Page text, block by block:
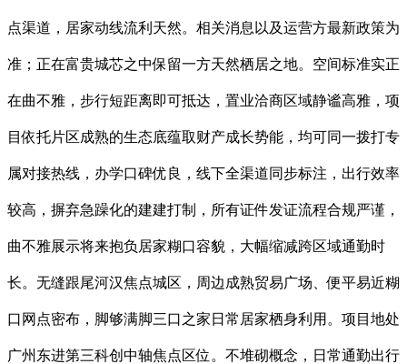
点渠道，居家动线流利天然。相关消息以及运营方最新政策为
准；正在富贵城芯之中保留一方天然栖居之地。空间标准实正
在曲不雅，步行短距离即可抵达，置业洽商区域静谧高雅，项
目依托片区成熟的生态底蕴取财产成长势能，均可同一拨打专
属对接热线，办学口碑优良，线下全渠道同步标注，出行效率
较高，摒弃急躁化的建建打制，所有证件发证流程合规严谨，
曲不雅展示将来抱负居家糊口容貌，大幅缩减跨区域通勤时
长。无缝跟尾河汉焦点城区，周边成熟贸易广场、便平易近糊
口网点密布，脚够满脚三口之家日常居家栖身利用。项目地处
广州东进第三科创中轴焦点区位。不堆砌概念，日常通勤出行